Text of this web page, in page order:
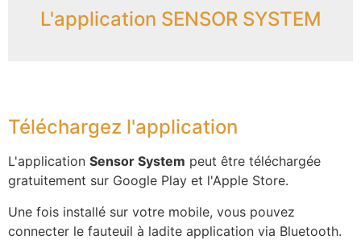
L'application SENSOR SYSTEM
Téléchargez l'application
L'application Sensor System peut être téléchargée
gratuitement sur Google Play et l'Apple Store.
Une fois installé sur votre mobile, vous pouvez
connecter le fauteuil à ladite application via Bluetooth.